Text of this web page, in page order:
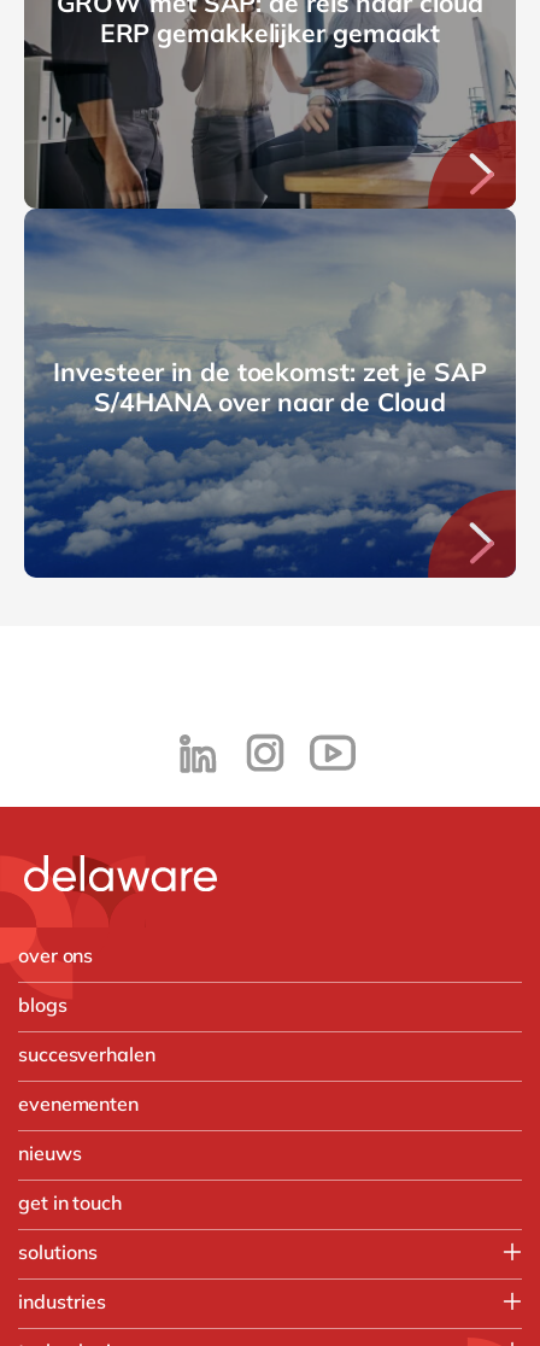
ERP gemakkelijker gemaakt
Investeer in de toekomst: zet je SAP
S/4HANA over naar de Cloud
over ons
blogs
succesverhalen
evenementen
nieuws
get in touch
solutions
industries